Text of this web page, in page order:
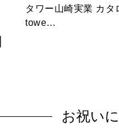
タワー山崎実業 カタ
towe…
お祝い